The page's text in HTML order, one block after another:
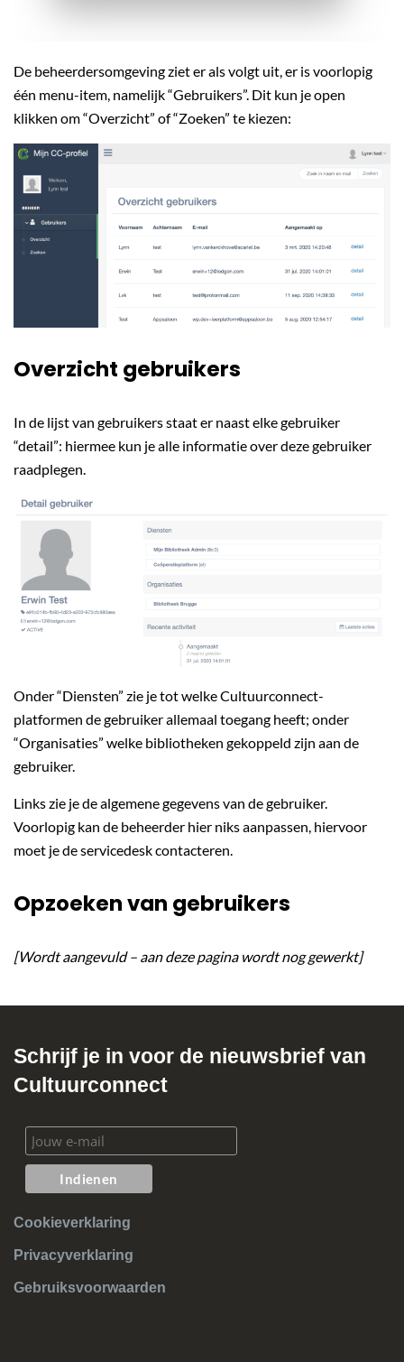
De beheerdersomgeving ziet er als volgt uit, er is voorlopig
één menu-item, namelijk “Gebruikers”. Dit kun je open
klikken om “Overzicht” of “Zoeken” te kiezen:
Overzicht gebruikers
In de lijst van gebruikers staat er naast elke gebruiker
“detail”: hiermee kun je alle informatie over deze gebruiker
raadplegen.
Onder “Diensten” zie je tot welke Cultuurconnect-
platformen de gebruiker allemaal toegang heeft; onder
“Organisaties” welke bibliotheken gekoppeld zijn aan de
gebruiker.
Links zie je de algemene gegevens van de gebruiker.
Voorlopig kan de beheerder hier niks aanpassen, hiervoor
moet je de servicedesk contacteren.
Opzoeken van gebruikers
[Wordt aangevuld – aan deze pagina wordt nog gewerkt]
Schrijf je in voor de nieuwsbrief van
Cultuurconnect
Cookieverklaring
Privacyverklaring
Gebruiksvoorwaarden